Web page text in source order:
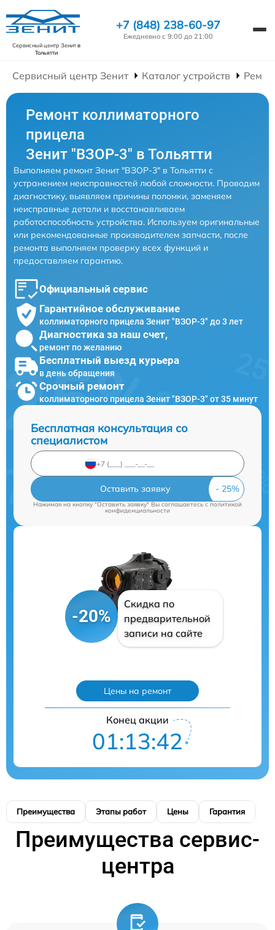
Сервисный центр Зенитв
Тольятти
+7 (848) 238-60-97
Ежедневно с 9:00 до 21:00
Сервисный центр Зенит Каталог устройств
Ремонт коллиматорного
прицела
Зенит "ВЗОР-3" в Тольятти
Выполняем ремонт Зенит "ВЗОР-3" в Тольятти с
устранением неисправностей любой сложности. Проводим
диагностику, выявляем причины поломки, заменяем
неисправные детали и восстанавливаем
работоспособность устройства. Используем оригинальные
или рекомендованные производителем запчасти, после
ремонта выполняем проверку всех функций и
предоставляем гарантию.
Официальный сервис
Гарантийное обслуживание
коллиматорного прицела Зенит "ВЗОР-3" до 3 лет
Диагностика за наш счет,
ремонт по желанию
Бесплатный выезд курьера
в день обращения
Срочный ремонт
коллиматорного прицела Зенит "ВЗОР-3" от 35 минут
Бесплатная консультация со
специалистом
Оставить заявку
Нажимая на кнопку "Оставить заявку" Вы соглашаетесь cполитикой
конфиденциальности
-20%
Скидка по
предварительной
записи на сайте
Цены на ремонт
Конец акции
01:13:41
Преимущества Этапы работ Цены Гарантия
Преимущества сервис-
центра